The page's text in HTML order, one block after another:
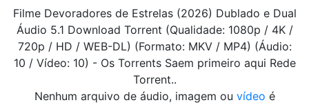
Filme Devoradores de Estrelas (2026) Dublado e Dual
Áudio 5.1 Download Torrent (Qualidade: 1080p / 4K /
720p / HD / WEB-DL) (Formato: MKV / MP4) (Áudio:
10 / Vídeo: 10) - Os Torrents Saem primeiro aqui Rede
Torrent..
Nenhum arquivo de áudio, imagem ou vídeo é